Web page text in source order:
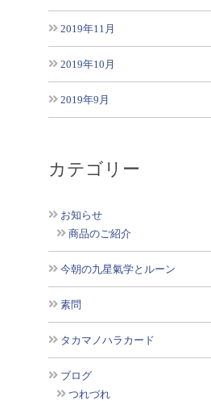
2019年11月
2019年10月
2019年9月
カテゴリー
お知らせ
商品のご紹介
今朝の九星氣学とルーン
素問
タカマノハラカード
ブログ
つれづれ